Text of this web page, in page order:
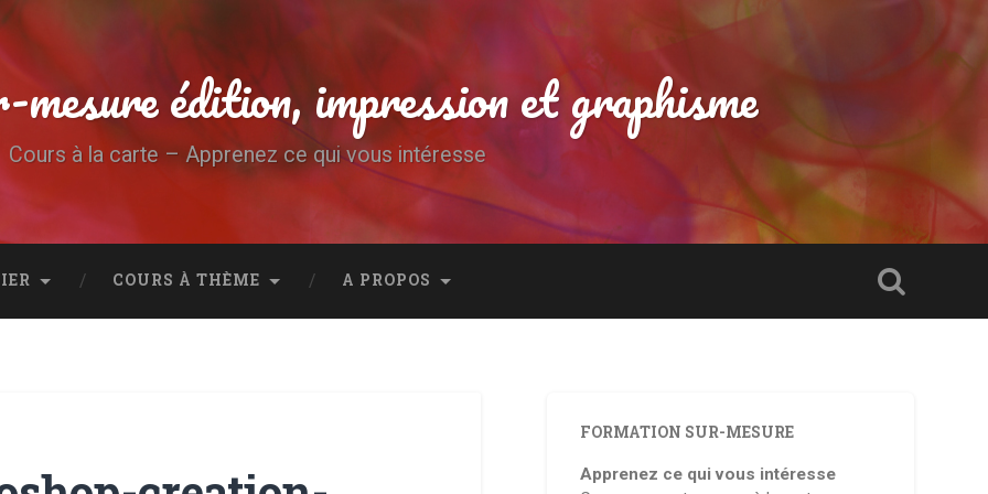
édition, impression et graphisme
Cours à la carte – Apprenez ce qui vous intéresse
COURS À THÈME A PROPOS
FORMATION SUR-MESURE
Apprenez ce qui vous intéresse